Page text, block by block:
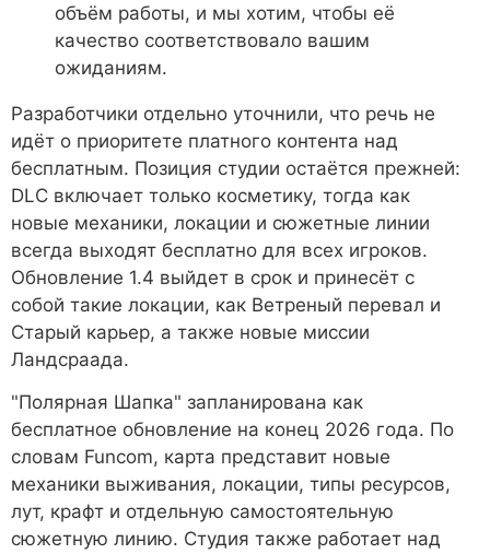
объём работы, и мы хотим, чтобы её
качество соответствовало вашим
ожиданиям.
Разработчики отдельно уточнили, что речь не
идёт о приоритете платного контента над
бесплатным. Позиция студии остаётся прежней:
DLC включает только косметику, тогда как
новые механики, локации и сюжетные линии
всегда выходят бесплатно для всех игроков.
Обновление 1.4 выйдет в срок и принесёт с
собой такие локации, как Ветреный перевал и
Старый карьер, а также новые миссии
Ландсраада.
"Полярная Шапка" запланирована как
бесплатное обновление на конец 2026 года. По
словам Funcom, карта представит новые
механики выживания, локации, типы ресурсов,
лут, крафт и отдельную самостоятельную
сюжетную линию. Студия также работает над